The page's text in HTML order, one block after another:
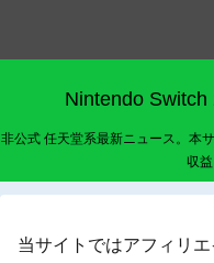
Nintendo Switch
非公式 任天堂系最新ニュース。本
収益
当サイトではアフィリ